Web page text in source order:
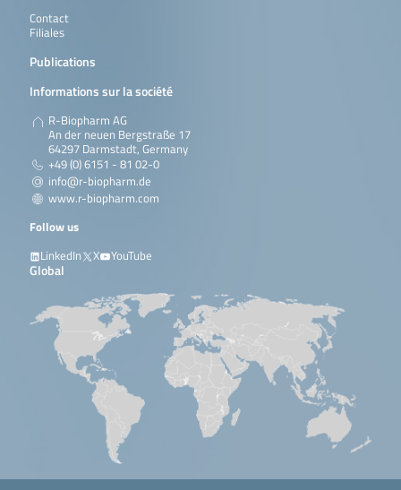
Contact
Filiales
Publications
Informations sur la société
R-Biopharm AG
An der neuen Bergstraße 17
64297 Darmstadt, Germany
+49 (0) 6151 - 81 02-0
info@r-biopharm.de
www.r-biopharm.com
Follow us
LinkedIn
X YouTube
Global